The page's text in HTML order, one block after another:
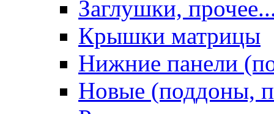
Заглушки,
Крышки матрицы
Нижние панели
Новые (поддоны,